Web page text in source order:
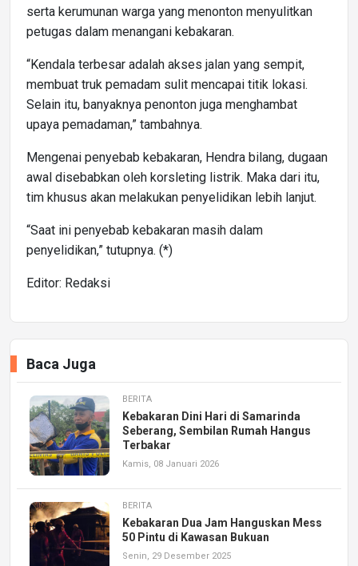
serta kerumunan warga yang menonton menyulitkan
petugas dalam menangani kebakaran.
“Kendala terbesar adalah akses jalan yang sempit,
membuat truk pemadam sulit mencapai titik lokasi.
Selain itu, banyaknya penonton juga menghambat
upaya pemadaman,” tambahnya.
Mengenai penyebab kebakaran, Hendra bilang, dugaan
awal disebabkan oleh korsleting listrik. Maka dari itu,
tim khusus akan melakukan penyelidikan lebih lanjut.
“Saat ini penyebab kebakaran masih dalam
penyelidikan,” tutupnya. (*)
Editor: Redaksi
Baca Juga
BERITA
Kebakaran Dini Hari di Samarinda
Seberang, Sembilan Rumah Hangus
Terbakar
Kamis, 08 Januari 2026
BERITA
Kebakaran Dua Jam Hanguskan Mess
50 Pintu di Kawasan Bukuan
Senin, 29 Desember 2025